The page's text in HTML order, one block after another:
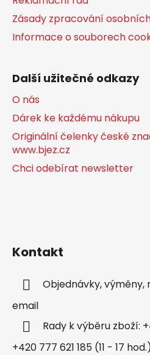
Zásady zpracování
Informace o souborech
Další užitečné odkazy
O nás
Dárek ke každému nákupu
Originální čelenky české
www.bjez.cz
Chci odebírat newsletter
Kontakt
Objednávky,
email
Rady k výběru zboží:
+420 777 621 185 (11 - 17